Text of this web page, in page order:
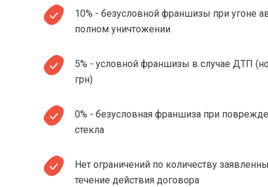
10% - безусловной франшизы при угоне
полном уничтожении
5% - условной франшизы в случае ДТП
грн)
0% - безусловная франшиза при
стекла
Нет ограничений по количеству
течение действия договора